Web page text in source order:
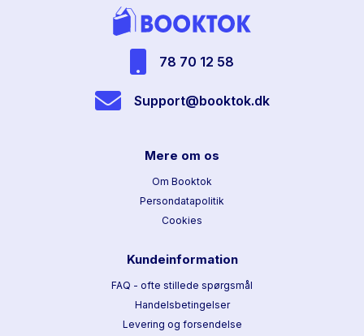
78 70 12 58
Support@booktok.dk
Mere om os
Om Booktok
Persondatapolitik
Cookies
Kundeinformation
FAQ - ofte stillede spørgsmål
Handelsbetingelser
Levering og forsendelse